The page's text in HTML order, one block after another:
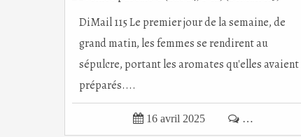
DiMail 115 Le premier jour de la semaine, de
grand matin, les femmes se rendirent au
sépulcre, portant les aromates qu'elles avaient
préparés....
 16 avril 2025  …